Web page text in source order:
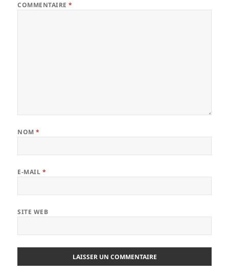
COMMENTAIRE*
NOM*
E-MAIL *
SITE WEB